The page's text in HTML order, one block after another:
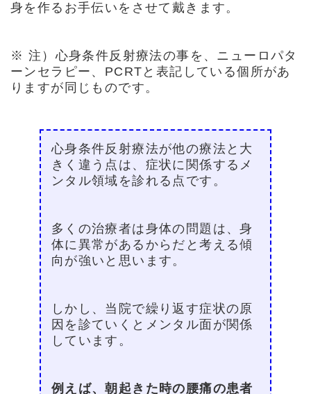
身を作るお手伝いをさせて戴きます。
※ 注）心身条件反射療法の事を、ニューロパタ
ーンセラピー、PCRTと表記している個所があ
りますが同じものです。
心身条件反射療法が他の療法と大
きく違う点は、症状に関係するメ
ンタル領域を診れる点です。
多くの治療者は身体の問題は、身
体に異常があるからだと考える傾
向が強いと思います。
しかし、当院で繰り返す症状の原
因を診ていくとメンタル面が関係
しています。
例えば、朝起きた時の腰痛の患者